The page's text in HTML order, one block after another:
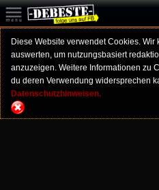
Diese Website verwendet Cookies.
auswerten, um nutzungsbasiert
anzuzeigen. Weitere Informationen zu
du deren Verwendung widersprechen
Datenschutzhinweisen.